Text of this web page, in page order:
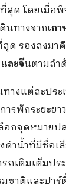
ด โดยเมื่อพิ
นทางจากเก
ด รองลงมา
ละจีนตามลำ
างแต่ละปร
รพักระยะย
กจุดหมายป
ดำน้ำที่มีชื่อเ
รถเติมเต็มป
ชาติและปา